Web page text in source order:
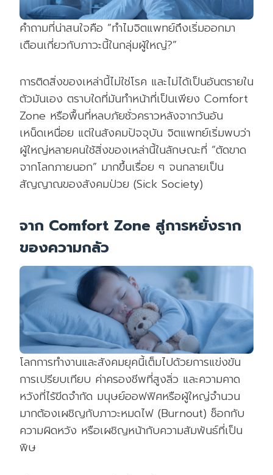
คำถามที่น่าสนใจคือ “ทำไมจิตแพทย์ถึงเริ่มออกมา
เตือนเกี่ยวกับภาวะนี้ในกลุ่มผู้ใหญ่?”
การติดสิ่งของเหล่านี้ไม่ใช่โรค และไม่ได้เป็นอันตรายใน
ตัวมันเอง ตราบใดที่มันทำหน้าที่เป็นเพียง Comfort
Zone หรือพื้นที่หลบภัยชั่วคราวหลังจากวันอัน
เหน็ดเหนื่อย แต่ในสังคมปัจจุบัน จิตแพทย์เริ่มพบว่า
ผู้ใหญ่หลายคนใช้สิ่งของเหล่านี้ในลักษณะที่ “ตัดขาด
จากโลกภายนอก” มากขึ้นเรื่อย ๆ จนกลายเป็น
สัญญาณของสังคมป่วย (Sick Society)
จาก Comfort Zone สู่การหยั่งราก
ของความกลัว
โลกการทำงานและสังคมยุคนี้เต็มไปด้วยการแข่งขัน
การเปรียบเทียบ ค่าครองชีพที่สูงลิ่ว และความคาด
หวังที่ไร้ขีดจำกัด มนุษย์ออฟฟิศหรือผู้ใหญ่จำนวน
มากต้องเผชิญกับภาวะหมดไฟ (Burnout) ช็อกกับ
ความผิดหวัง หรือเผชิญหน้ากับความสัมพันธ์ที่เป็น
พิษ